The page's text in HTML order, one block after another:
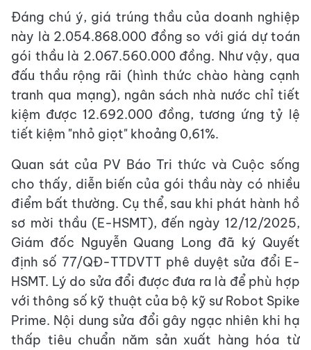
Đáng chú ý, giá trúng thầu của doanh nghiệp
này là 2.054.868.000 đồng so với giá dự toán
gói thầu là 2.067.560.000 đồng. Như vậy, qua
đấu thầu rộng rãi (hình thức chào hàng cạnh
tranh qua mạng), ngân sách nhà nước chỉ tiết
kiệm được 12.692.000 đồng, tương ứng tỷ lệ
tiết kiệm "nhỏ giọt" khoảng 0,61%.
Quan sát của PV Báo Tri thức và Cuộc sống
cho thấy, diễn biến của gói thầu này có nhiều
điểm bất thường. Cụ thể, sau khi phát hành hồ
sơ mời thầu (E-HSMT), đến ngày 12/12/2025,
Giám đốc Nguyễn Quang Long đã ký Quyết
định số 77/QĐ-TTDVTT phê duyệt sửa đổi E-
HSMT. Lý do sửa đổi được đưa ra là để phù hợp
với thông số kỹ thuật của bộ kỹ sư Robot Spike
Prime. Nội dung sửa đổi gây ngạc nhiên khi hạ
thấp tiêu chuẩn năm sản xuất hàng hóa từ